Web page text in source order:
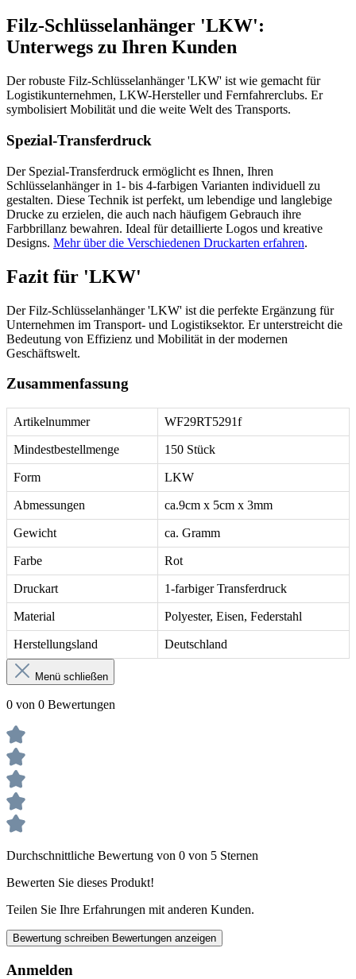
Filz-Schlüsselanhänger 'LKW':
Unterwegs zu Ihren Kunden
Der robuste Filz-Schlüsselanhänger 'LKW' ist wie gemacht für
Logistikunternehmen, LKW-Hersteller und Fernfahrerclubs. Er
symbolisiert Mobilität und die weite Welt des Transports.
Spezial-Transferdruck
Der Spezial-Transferdruck ermöglicht es Ihnen, Ihren
Schlüsselanhänger in 1- bis 4-farbigen Varianten individuell zu
gestalten. Diese Technik ist perfekt, um lebendige und langlebige
Drucke zu erzielen, die auch nach häufigem Gebrauch ihre
Farbbrillanz bewahren. Ideal für detaillierte Logos und kreative
Designs. Mehr über die Verschiedenen Druckarten erfahren.
Fazit für 'LKW'
Der Filz-Schlüsselanhänger 'LKW' ist die perfekte Ergänzung für
Unternehmen im Transport- und Logistiksektor. Er unterstreicht die
Bedeutung von Effizienz und Mobilität in der modernen
Geschäftswelt.
Zusammenfassung
Artikelnummer WF29RT5291f
Mindestbestellmenge 150 Stück
Form LKW
Abmessungen ca.9cm x 5cm x 3mm
Gewicht ca. Gramm
Farbe Rot
Druckart 1-farbiger Transferdruck
Material Polyester, Eisen, Federstahl
Herstellungsland Deutschland
Menü schließen
0 von 0 Bewertungen
Durchschnittliche Bewertung von 0 von 5 Sternen
Bewerten Sie dieses Produkt!
Teilen Sie Ihre Erfahrungen mit anderen Kunden.
Bewertung schreiben Bewertungen anzeigen
Anmelden